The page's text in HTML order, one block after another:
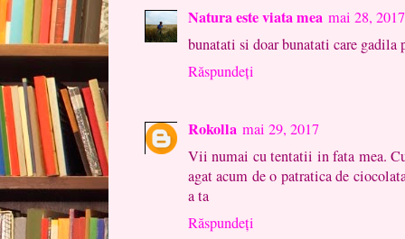
Natura este viata mea mai 28, 2017
bunatati si doar bunatati care
Răspundeți
Rokolla mai 29, 2017
Vii numai cu tentatii in fata mea.
agat acum de o patratica de
a ta
Răspundeți